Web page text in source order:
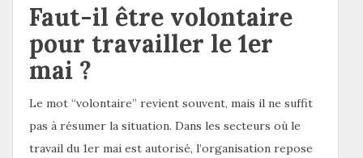
Faut-il être volontaire
pour travailler le 1er
mai ?
Le mot “volontaire” revient souvent, mais il ne suffit
pas à résumer la situation. Dans les secteurs où le
travail du 1er mai est autorisé, l’organisation repose